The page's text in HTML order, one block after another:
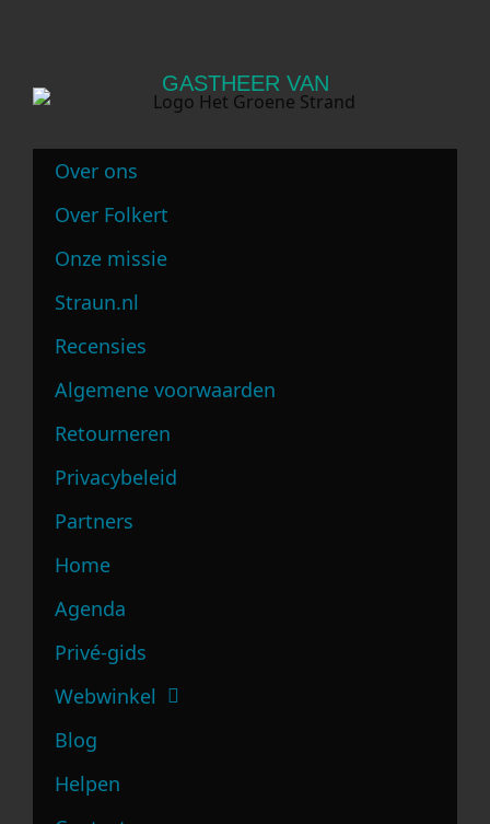
GASTHEER VAN
Over ons
Over Folkert
Onze missie
Straun.nl
Recensies
Algemene voorwaarden
Retourneren
Privacybeleid
Partners
Home
Agenda
Privé-gids
Webwinkel
Blog
Helpen